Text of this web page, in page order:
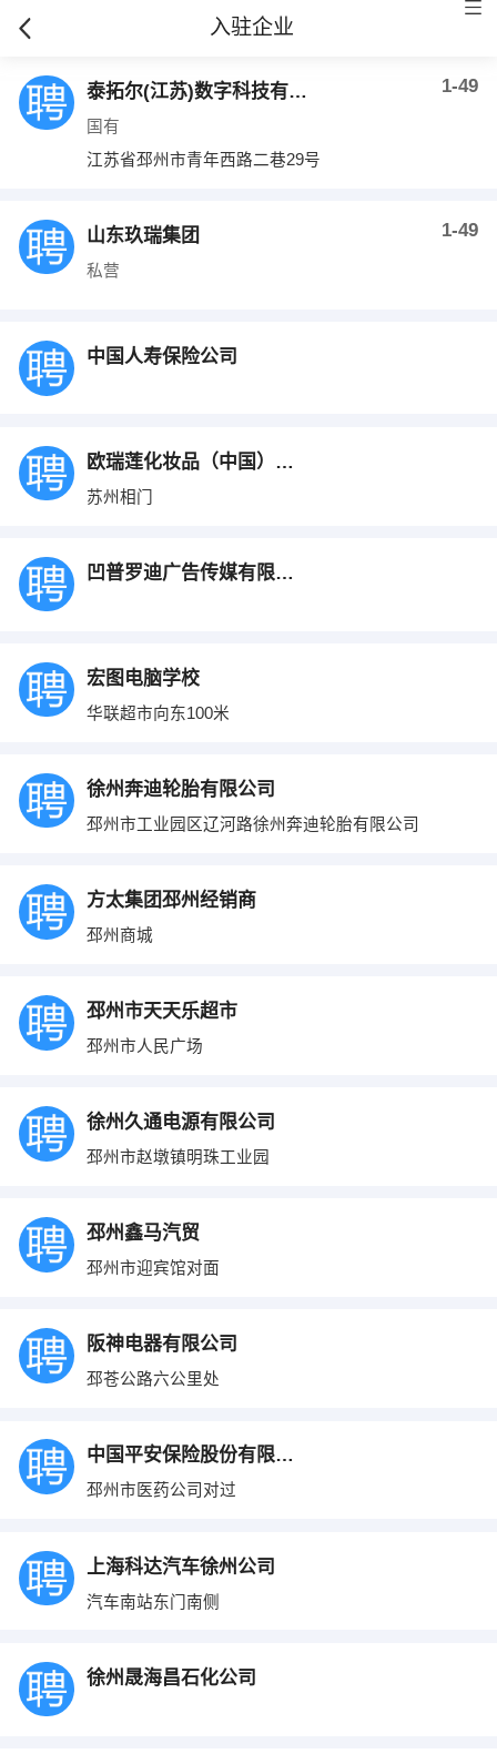
入驻企业
泰拓尔(江苏)数字科技有限公司 1-49
国有
江苏省邳州市青年西路二巷29号
山东玖瑞集团 1-49
私营
中国人寿保险公司
欧瑞莲化妆品（中国）有限公司
苏州相门
凹普罗迪广告传媒有限公司
宏图电脑学校
华联超市向东100米
徐州奔迪轮胎有限公司
邳州市工业园区辽河路徐州奔迪轮胎有限公司
方太集团邳州经销商
邳州商城
邳州市天天乐超市
邳州市人民广场
徐州久通电源有限公司
邳州市赵墩镇明珠工业园
邳州鑫马汽贸
邳州市迎宾馆对面
阪神电器有限公司
邳苍公路六公里处
中国平安保险股份有限公司
邳州市医药公司对过
上海科达汽车徐州公司
汽车南站东门南侧
徐州晟海昌石化公司